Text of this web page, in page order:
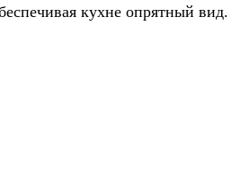
кухне опрятный вид.